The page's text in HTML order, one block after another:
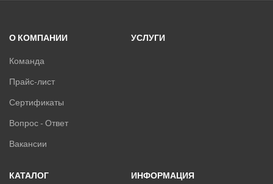
О КОМПАНИИ
Команда
Прайс-лист
Сертификаты
Вопрос - Ответ
Вакансии
УСЛУГИ
КАТАЛОГ
ИНФОРМАЦИЯ